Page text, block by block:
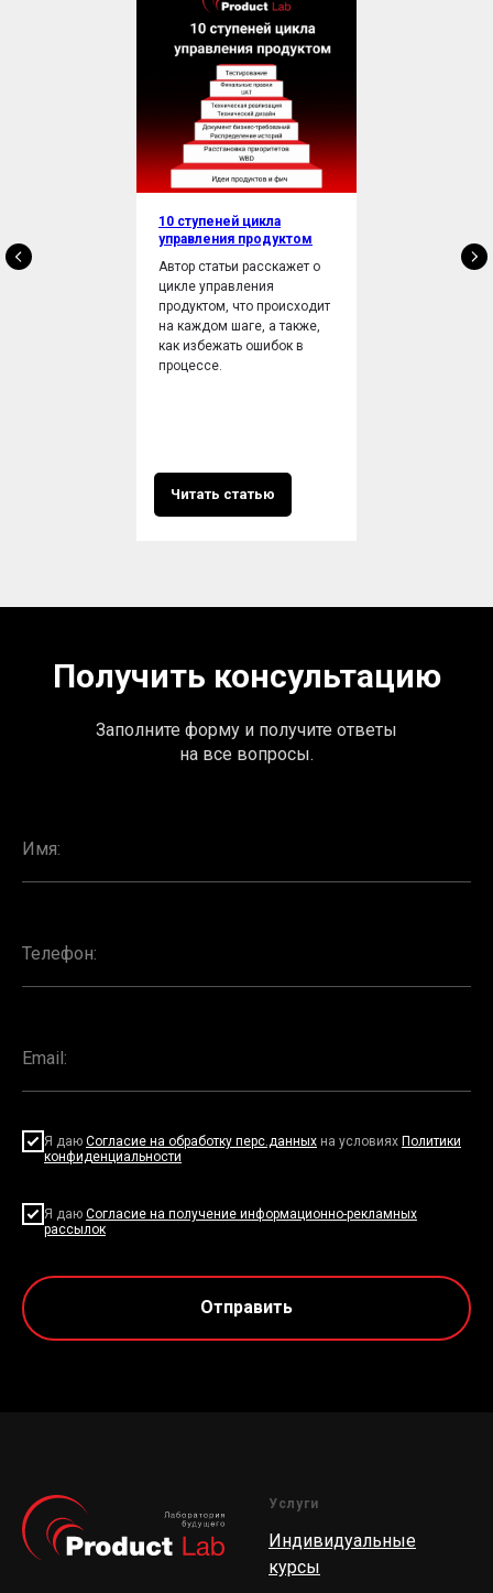
10 ступеней цикла
управления продуктом
Автор статьи расскажет о
цикле управления
продуктом, что происходит
на каждом шаге, а также,
как избежать ошибок в
процессе.
Читать статью
Получить консультацию
Заполните форму и получите ответы
на все вопросы.
Я даю Согласие на обработку перс.данных на условиях Политики
конфиденциальности
Я даю Согласие на получение информационно-рекламных
рассылок
Отправить
Услуги
Индивидуальные
курсы